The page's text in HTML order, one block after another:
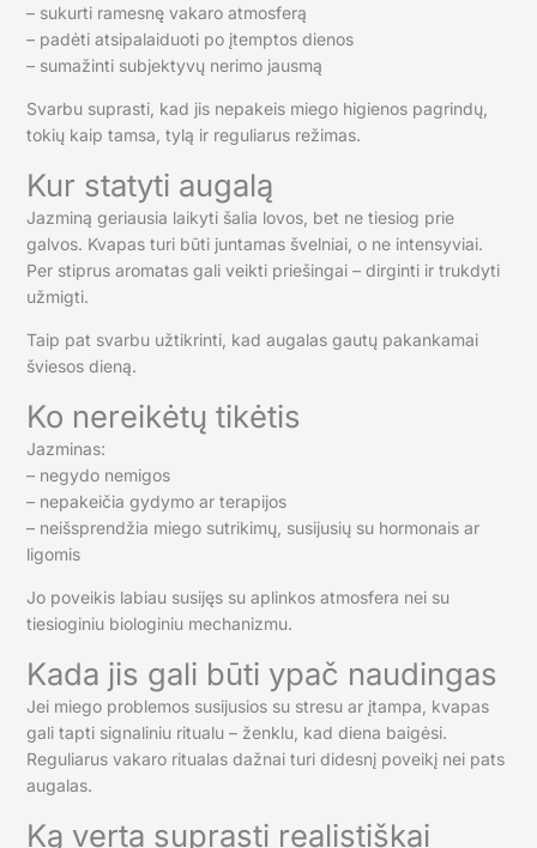
– sukurti ramesnę vakaro atmosferą
– padėti atsipalaiduoti po įtemptos dienos
– sumažinti subjektyvų nerimo jausmą
Svarbu suprasti, kad jis nepakeis miego higienos pagrindų,
tokių kaip tamsa, tylą ir reguliarus režimas.
Kur statyti augalą
Jazminą geriausia laikyti šalia lovos, bet ne tiesiog prie
galvos. Kvapas turi būti juntamas švelniai, o ne intensyviai.
Per stiprus aromatas gali veikti priešingai – dirginti ir trukdyti
užmigti.
Taip pat svarbu užtikrinti, kad augalas gautų pakankamai
šviesos dieną.
Ko nereikėtų tikėtis
Jazminas:
– negydo nemigos
– nepakeičia gydymo ar terapijos
– neišsprendžia miego sutrikimų, susijusių su hormonais ar
ligomis
Jo poveikis labiau susijęs su aplinkos atmosfera nei su
tiesioginiu biologiniu mechanizmu.
Kada jis gali būti ypač naudingas
Jei miego problemos susijusios su stresu ar įtampa, kvapas
gali tapti signaliniu ritualu – ženklu, kad diena baigėsi.
Reguliarus vakaro ritualas dažnai turi didesnį poveikį nei pats
augalas.
Ką verta suprasti realistiškai